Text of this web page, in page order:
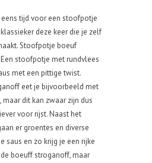
eens tijd voor een stoofpotje
deze keer die je zelf
Stoofpotje boeuf
stoofpotje met rundvlees
met een pittige twist.
eet je bijvoorbeeld met
maar dit kan zwaar zijn dus
voor rijst. Naast het
er groentes en diverse
saus en zo krijg je een rijke
boeuff stroganoff, maar